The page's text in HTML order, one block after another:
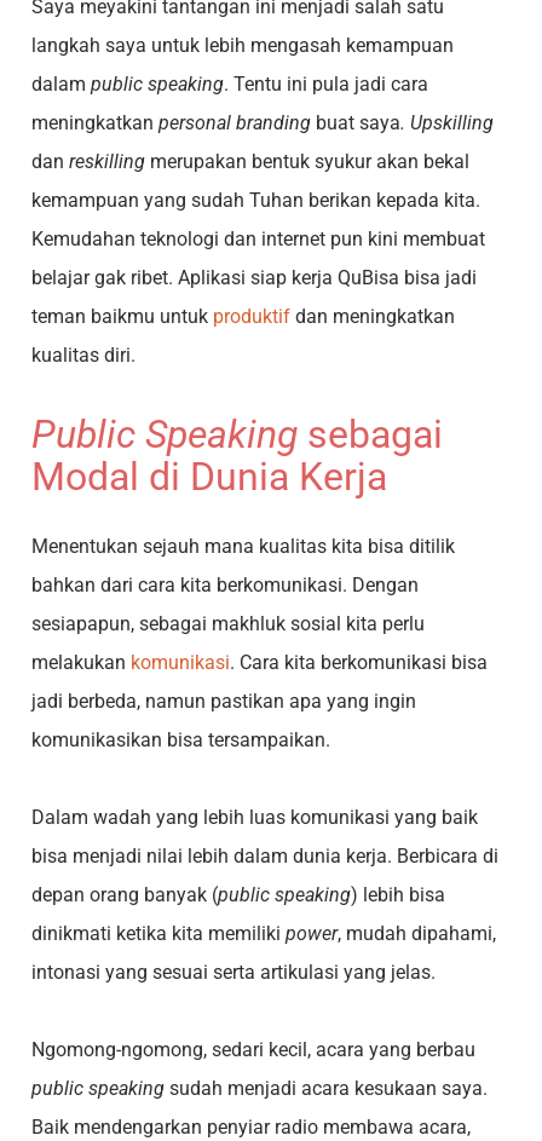
Saya meyakini tantangan ini menjadi salah satu
langkah saya untuk lebih mengasah kemampuan
dalampublic speaking. Tentu ini pula jadi cara
meningkatkanpersonal branding buat saya. Upskilling
danreskilling merupakan bentuk syukur akan bekal
kemampuan yang sudah Tuhan berikan kepada kita.
Kemudahan teknologi dan internet pun kini membuat
belajar gak ribet. Aplikasi siap kerja QuBisa bisa jadi
teman baikmu untuk produktif dan meningkatkan
kualitas diri.
Public Speaking sebagai
Modal di Dunia Kerja
Menentukan sejauh mana kualitas kita bisa ditilik
bahkan dari cara kita berkomunikasi. Dengan
sesiapapun, sebagai makhluk sosial kita perlu
melakukan komunikasi. Cara kita berkomunikasi bisa
jadi berbeda, namun pastikan apa yang ingin
komunikasikan bisa tersampaikan.
Dalam wadah yang lebih luas komunikasi yang baik
bisa menjadi nilai lebih dalam dunia kerja. Berbicara di
depan orang banyak (public speaking) lebih bisa
dinikmati ketika kita memilikipower, mudah dipahami,
intonasi yang sesuai serta artikulasi yang jelas.
Ngomong-ngomong, sedari kecil, acara yang berbau
public speaking sudah menjadi acara kesukaan saya.
Baik mendengarkan penyiar radio membawa acara,